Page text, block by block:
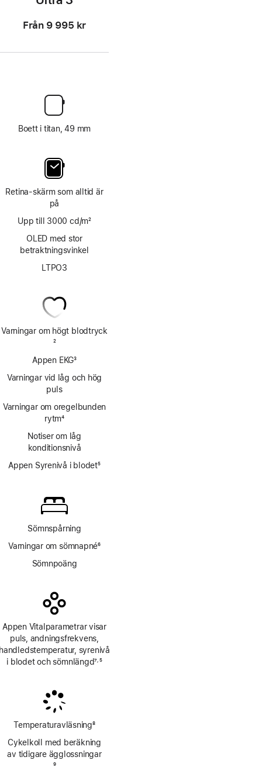
Från 9 995 kr
Boett i titan, 49 mm
Retina-skärm som alltid är
på
Upp till 3000 cd/m²
OLED med stor
betraktningsvinkel
LTPO3
Varningar om högt blodtryck
2
Appen EKG3
Varningar vid låg och hög
puls
Varningar om oregelbunden
rytm4
Notiser om låg
konditionsnivå
Appen Syrenivå i blodet5
Sömnspårning
Varningar om sömnapné6
Sömnpoäng
Appen Vitalparametrar visar
puls, andnings­frekvens,
syrenivå
i blodet och sömnlängd7, 5
Temperaturavläsning8
Cykelkoll med beräkning
av tidigare ägglossningar
9